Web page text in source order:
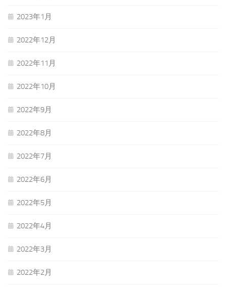
2023年1月
2022年12月
2022年11月
2022年10月
2022年9月
2022年8月
2022年7月
2022年6月
2022年5月
2022年4月
2022年3月
2022年2月